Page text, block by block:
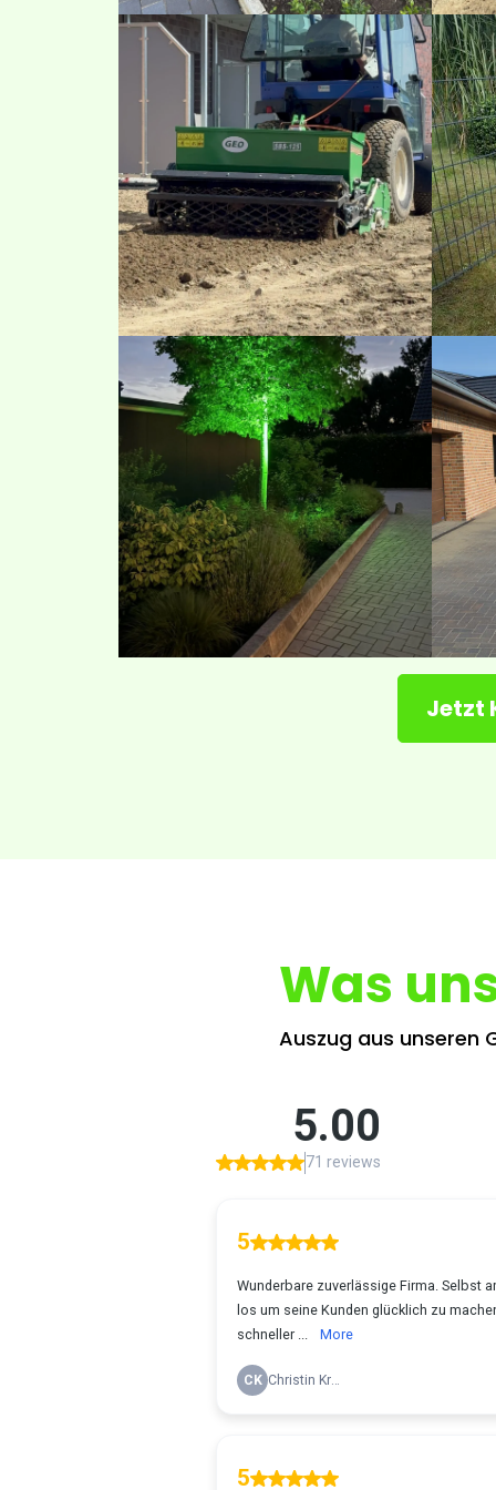
Jetzt
Was
Auszug aus unseren